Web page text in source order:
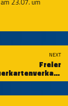
NEXT
Freier
gestartet